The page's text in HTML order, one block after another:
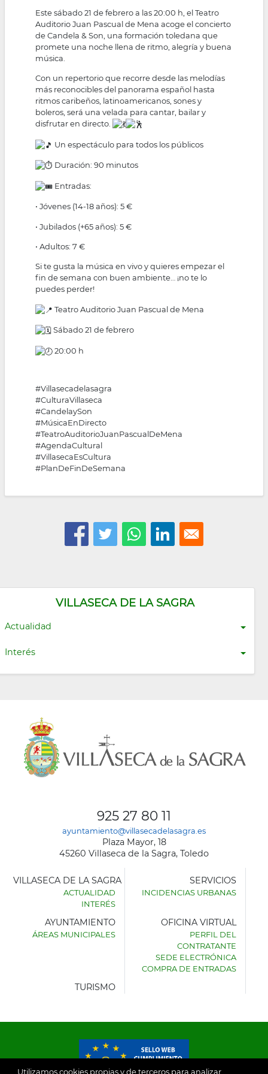
VILLASECA DE LA SAGRA
Actualidad
Interés
Este sábado 21 de febrero a las 20:00 h, el Teatro
Auditorio Juan Pascual de Mena acoge el concierto
de Candela & Son, una formación toledana que
promete una noche llena de ritmo, alegría y buena
música.
Con un repertorio que recorre desde las melodías
más reconocibles del panorama español hasta
ritmos caribeños, latinoamericanos, sones y
boleros, será una velada para cantar, bailar y
disfrutar en directo.
Un espectáculo para todos los públicos
Duración: 90 minutos
Entradas:
• Jóvenes (14-18 años): 5 €
• Jubilados (+65 años): 5 €
• Adultos: 7 €
Si te gusta la música en vivo y quieres empezar el
fin de semana con buen ambiente… ¡no te lo
puedes perder!
Teatro Auditorio Juan Pascual de Mena
Sábado 21 de febrero
20:00 h
#Villasecadelasagra
#CulturaVillaseca
#CandelaySon
#MúsicaEnDirecto
#TeatroAuditorioJuanPascualDeMena
#AgendaCultural
#VillasecaEsCultura
#PlanDeFinDeSemana
Utilizamos cookies propias y de terceros para analizar
925 27 80 11
ayuntamiento@villasecadelasagra.es
Plaza Mayor, 18
45260 Villaseca de la Sagra, Toledo
AYUNTAMIENTO
VILLASECA DE LA SAGRA
ACTUALIDAD
INTERÉS
SERVICIOS
INCIDENCIAS URBANAS
AYUNTAMIENTO
ÁREAS MUNICIPALES
OFICINA VIRTUAL
PERFIL DEL
CONTRATANTE
SEDE ELECTRÓNICA
COMPRA DE ENTRADAS
TURISMO